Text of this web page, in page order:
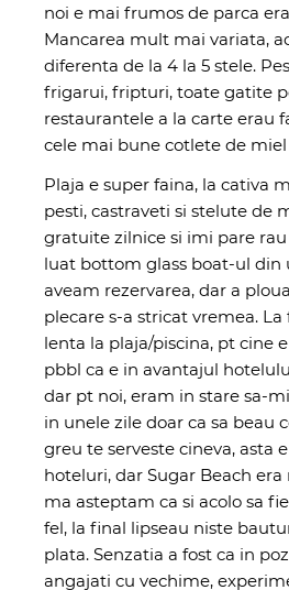
noi e mai frumos de parca
Mancarea mult mai variata,
diferenta de la 4 la 5 stele.
frigarui, fripturi, toate gatite
restaurantele a la carte erau
cele mai bune cotlete de
Plaja e super faina, la cativa
pesti, castraveti si stelute de
gratuite zilnice si imi pare
luat bottom glass boat-ul din
aveam rezervarea, dar a
plecare s-a stricat vremea. La
lenta la plaja/piscina, pt cine
pbbl ca e in avantajul
dar pt noi, eram in stare sa-
in unele zile doar ca sa beau
greu te serveste cineva, asta
hoteluri, dar Sugar Beach
ma asteptam ca si acolo sa
fel, la final lipseau niste
plata. Senzatia a fost ca in
angajati cu vechime,